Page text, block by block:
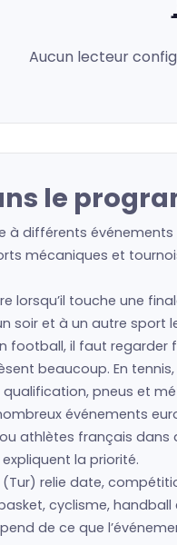
Aucun lecteur
le
à différents
mécaniques et
lorsqu’il touche une
soir et à un autre sport
football, il faut
beaucoup. En
qualification, pneus et
événements
athlètes français
la priorité.
relie date,
cyclisme,
de ce que